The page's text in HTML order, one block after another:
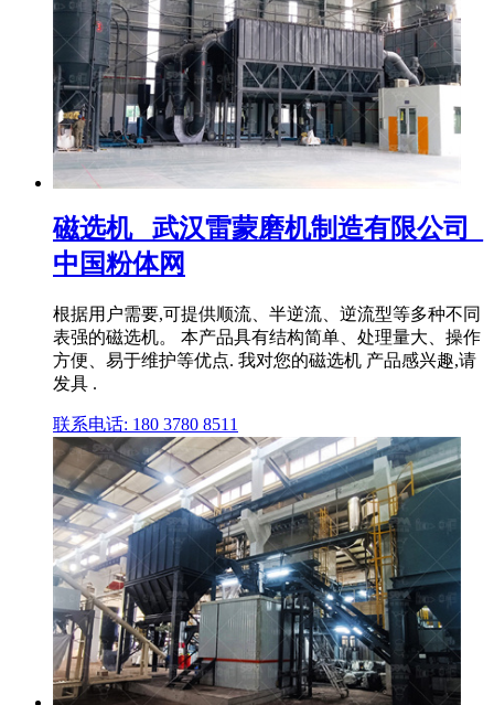
磁选机 _武汉雷蒙磨机制造有限公司_
中国粉体网
根据用户需要,可提供顺流、半逆流、逆流型等多种不同
表强的磁选机。 本产品具有结构简单、处理量大、操作
方便、易于维护等优点. 我对您的磁选机 产品感兴趣,请
发具 .
联系电话: 180 3780 8511